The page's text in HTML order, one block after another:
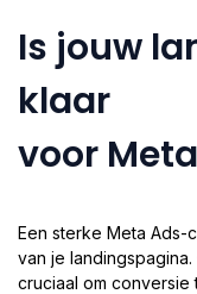
Is jouw
klaar
voor
Een sterke Meta Ads-
van je
cruciaal om conversie